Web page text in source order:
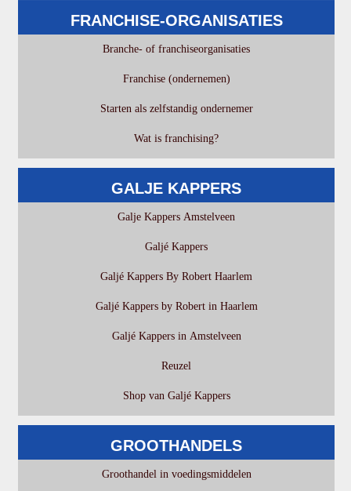
FRANCHISE-ORGANISATIES
Branche- of franchiseorganisaties
Franchise (ondernemen)
Starten als zelfstandig ondernemer
Wat is franchising?
GALJE KAPPERS
Galje Kappers Amstelveen
Galjé Kappers
Galjé Kappers By Robert Haarlem
Galjé Kappers by Robert in Haarlem
Galjé Kappers in Amstelveen
Reuzel
Shop van Galjé Kappers
GROOTHANDELS
Groothandel in voedingsmiddelen